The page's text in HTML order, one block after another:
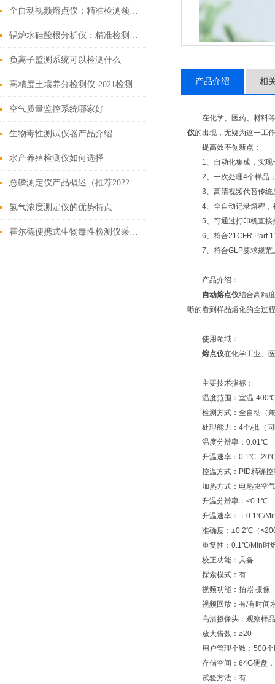
全自动视频熔点仪：精准检测领域的多面手
锅炉水硅酸根分析仪：精准检测，护航多行业水质安全
负离子监测系统可以检测什么
高精度土壤养分检测仪-2021检测土壤的专业仪器
空气质量监控系统哪家好
生物毒性测试仪器产品介绍
水产养殖检测仪如何选择
总磷测定仪产品概述（推荐2022年好用的总磷测定仪）
氢气浓度测定仪的优势特点
霍尔德便携式生物毒性检测仪采用发光细菌法
产品介绍 相
在化学、医药、材料
仪的出现，无疑为这一工
提高效率创新点：
1、自动化集成，实
2、一次处理4个样品
3、高清视频代替传统
4、全自动记录熔程，
5、可通过打印机直接
6、符合21CFR Part
7、符合GLP要求规范
产品介绍：
自动熔点仪结合高精
晰的看到样品熔化的全过
使用领域：
熔点仪在化学工业、
主要技术指标：
温度范围：室温-400℃
检测方式：全自动（
处理能力：4个/批（
温度分辨率：0.01℃
升温速率：0.1℃--
控温方式：PID精确
加热方式：电热块空
升温分辨率：≤0.1℃
升温速率：：0.1℃/
准确度：±0.2℃（
重复性：0.1℃/Min时
校正功能：具备
探索模式：有
视频功能：拍照 摄像
视频回放：有/有时间
高清摄像头：观察样
放大倍数：≥20
用户管理个数：500
存储空间：64G硬盘
试验方法：有